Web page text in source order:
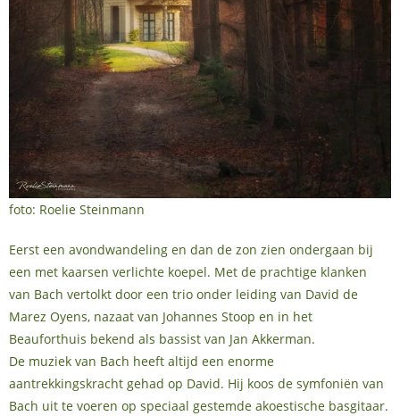
foto: Roelie Steinmann
Eerst een avondwandeling en dan de zon zien ondergaan bij
een met kaarsen verlichte koepel. Met de prachtige klanken
van Bach vertolkt door een trio onder leiding van David de
Marez Oyens, nazaat van Johannes Stoop en in het
Beauforthuis bekend als bassist van Jan Akkerman.
De muziek van Bach heeft altijd een enorme
aantrekkingskracht gehad op David. Hij koos de symfoniën van
Bach uit te voeren op speciaal gestemde akoestische basgitaar.